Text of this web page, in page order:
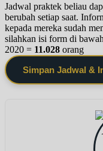
Jadwal praktek beliau
berubah setiap saat.
kepada mereka sudah
silahkan isi form di
2020 = 11.028 orang
Simpan Jadwal &